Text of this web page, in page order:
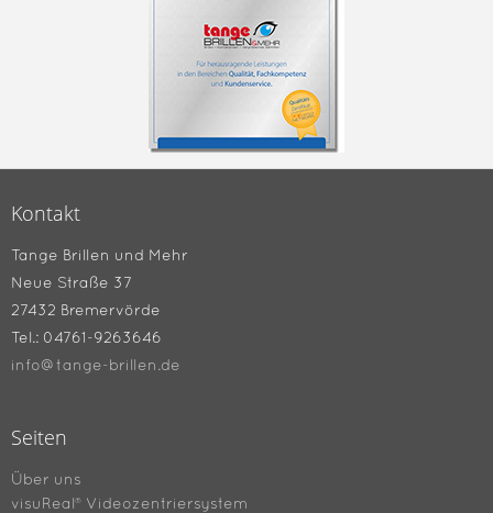
Kontakt
Tange Brillen und Mehr
Neue Straße 37
27432 Bremervörde
Tel.: 04761-9263646
info@tange-brillen.de
Seiten
Über uns
visuReal® Videozentriersystem